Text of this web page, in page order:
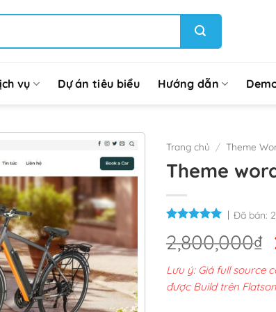
vụ Dự án tiêu biểu Hướng dẫn
Trang chủ / Theme
Theme
Đã bán:
2,800,000₫
Lưu ý: Giá full source
được Build trên